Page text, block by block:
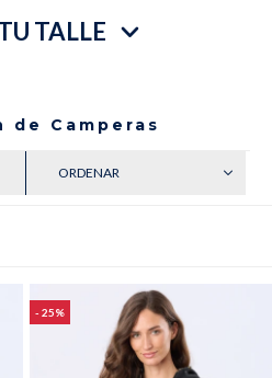
TALLE
de Camperas
25
Camisas